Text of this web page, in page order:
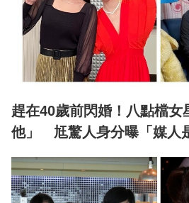
趕在40歲前閃婚！八點檔女
他」 尪驚人身分曝「媒人